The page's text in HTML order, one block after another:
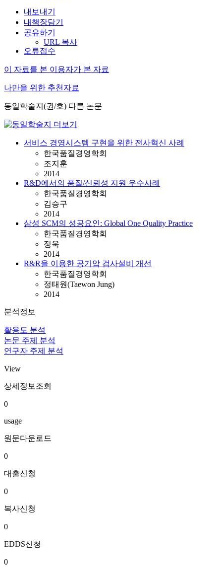
내보내기
내책장담기
공유하기
URL 복사
오류접수
이 자료를 본 이용자가 본 자료
나만을 위한 추천자료
동일학술지(권/호) 다른 논문
서비스 경영시스템 구현을 위한 전사혁신 사례
한국품질경영학회
조지훈
2014
R&D에서의 품질/신뢰성 지원 우수사례
한국품질경영학회
김승구
2014
삼성 SCM의 성공요인: Global One Quality Practice
한국품질경영학회
정욱
2014
R&R을 이용한 공기압 검사설비 개선
한국품질경영학회
정태원(Taewon Jung)
2014
분석정보
활용도 분석
논문 주제 분석
연구자 주제 분석
View
상세정보조회
0
usage
원문다운로드
0
대출신청
0
복사신청
0
EDDS신청
0